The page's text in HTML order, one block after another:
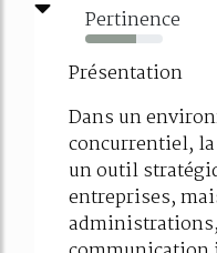
Pertinence
65%
Présentation
Dans un
concurrentiel,
un outil
entreprises,